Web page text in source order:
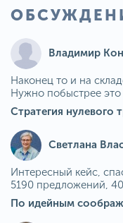
Владимир
Наконец то и на
Нужно побыстрее это
Светлана
Интересный кейс,
5190 предложений,
По идейным